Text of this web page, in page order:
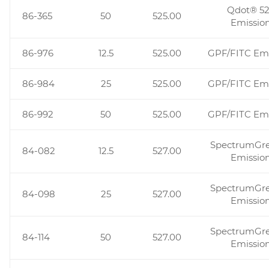
86-365 50 525.00
Qdot®
86-976 12.5 525.00 GPF/FITC
86-984 25 525.00 GPF/FITC
86-992 50 525.00 GPF/FITC
84-082 12.5 527.00
84-098 25 527.00
84-114 50 527.00